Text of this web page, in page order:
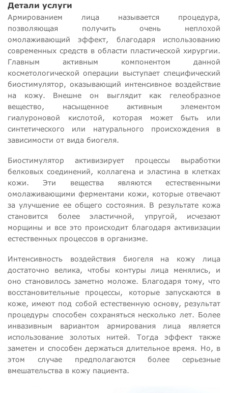
Детали услуги
Армированием лица называется процедура,
позволяющая получить очень неплохой
омолаживающий эффект, благодаря использованию
современных средств в области пластической хирургии.
Главным активным компонентом данной
косметологической операции выступает специфический
биостимулятор, оказывающий интенсивное воздействие
на кожу. Внешне он выглядит как гелеобразное
вещество, насыщенное активным элементом
гиалуроновой кислотой, которая может быть или
синтетического или натурального происхождения в
зависимости от вида биогеля.
Биостимулятор активизирует процессы выработки
белковых соединений, коллагена и эластина в клетках
кожи. Эти вещества являются естественными
омолаживающими ферментами кожи, которые отвечают
за улучшение ее общего состояния. В результате кожа
становится более эластичной, упругой, исчезают
морщины и все это происходит благодаря активизации
естественных процессов в организме.
Интенсивность воздействия биогеля на кожу лица
достаточно велика, чтобы контуры лица менялись, и
оно становилось заметно моложе. Благодаря тому, что
восстановительные процессы, которые запускаются в
коже, имеют под собой естественную основу, результат
процедуры способен сохраняться несколько лет. Более
инвазивным вариантом армирования лица является
использование золотых нитей. Тогда эффект также
заметен и способен держаться длительное время. Но, в
этом случае предполагаются более серьезные
вмешательства в кожу пациента.